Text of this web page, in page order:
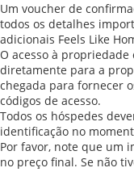
Um voucher de
todos os detalhes
adicionais Feels Like
O acesso à
diretamente para a
chegada para fornecer
códigos de acesso.
Todos os hóspedes
identificação no
Por favor, note que um
no preço final. Se não